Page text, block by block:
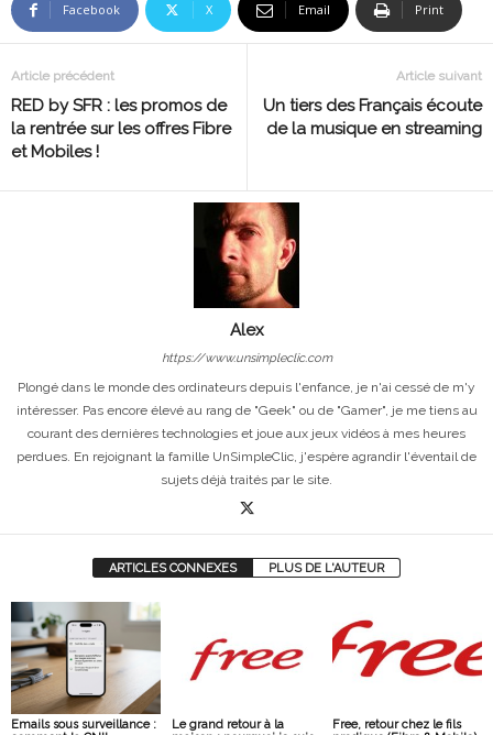
Facebook X Email Print
Article précédent
RED by SFR : les promos de
la rentrée sur les offres Fibre
et Mobiles !
Article suivant
Un tiers des Français écoute
de la musique en streaming
Alex
https://www.unsimpleclic.com
Plongé dans le monde des ordinateurs depuis l'enfance, je n'ai cessé de m'y
intéresser. Pas encore élevé au rang de "Geek" ou de "Gamer", je me tiens au
courant des dernières technologies et joue aux jeux vidéos à mes heures
perdues. En rejoignant la famille UnSimpleClic, j'espère agrandir l'éventail de
sujets déjà traités par le site.
ARTICLES CONNEXES PLUS DE L'AUTEUR
Emails sous surveillance :
Le grand retour à la
Free, retour chez le fils